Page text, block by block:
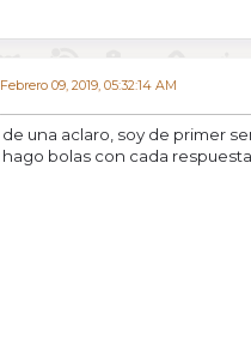
Febrero 09, 2019, 05:32:14 AM
de una aclaro, soy de primer
hago bolas con cada respuesta